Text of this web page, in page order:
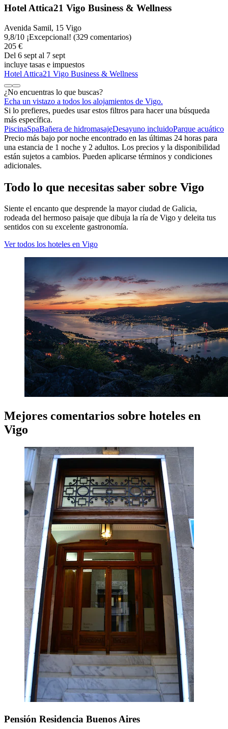
Hotel Attica21 Vigo Business & Wellness
Avenida Samil, 15 Vigo
9,8/10 ¡Excepcional! (329 comentarios)
205 €
Del 6 sept al 7 sept
incluye tasas e impuestos
Hotel Attica21 Vigo Business & Wellness
¿No encuentras lo que buscas?
Echa un vistazo a todos los alojamientos de Vigo.
Si lo prefieres, puedes usar estos filtros para hacer una búsqueda
más específica.
PiscinaSpaBañera de hidromasajeDesayuno incluidoParque acuático
Precio más bajo por noche encontrado en las últimas 24 horas para
una estancia de 1 noche y 2 adultos. Los precios y la disponibilidad
están sujetos a cambios. Pueden aplicarse términos y condiciones
adicionales.
Todo lo que necesitas saber sobre Vigo
Siente el encanto que desprende la mayor ciudad de Galicia,
rodeada del hermoso paisaje que dibuja la ría de Vigo y deleita tus
sentidos con su excelente gastronomía.
Ver todos los hoteles en Vigo
Mejores comentarios sobre hoteles en
Vigo
Pensión Residencia Buenos Aires